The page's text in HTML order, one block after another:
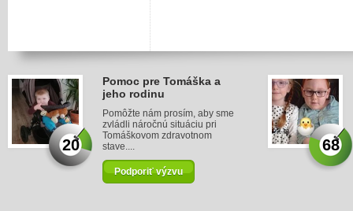
20
Pomoc pre Tomáška a
jeho rodinu
Pomôžte nám prosím, aby sme
zvládli náročnú situáciu pri
Tomáškovom zdravotnom
stave....
Podporiť výzvu
68